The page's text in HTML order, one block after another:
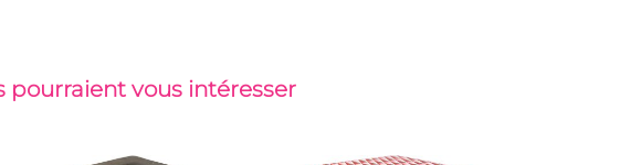
pourraient vous intéresser